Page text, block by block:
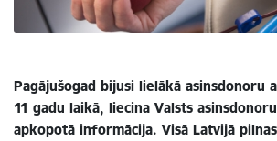
Pagājušogad bijusi lielākā asinsdonoru
11 gadu laikā, liecina Valsts
apkopotā informācija. Visā Latvijā